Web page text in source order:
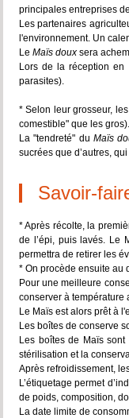
principales entreprises
Les partenaires
l'environnement. Un
Le Maïs douxsera
Lors de la réception en
parasites).
* Selon leur grosseur,
comestible" que les gros).
La "tendreté" du Maïs
sucrées que d’autres,
Savoir-
* Après récolte, la
de l’épi, puis lavés. Le
permettra de retirer les
* On procède ensuite au
Pour une meilleure
conserver à température
Le Maïs est alors prêt à
Les boîtes de conserve
Les boîtes de Maïs
stérilisation et la
Après refroidissement,
L’étiquetage permet
de poids, composition,
La date limite de